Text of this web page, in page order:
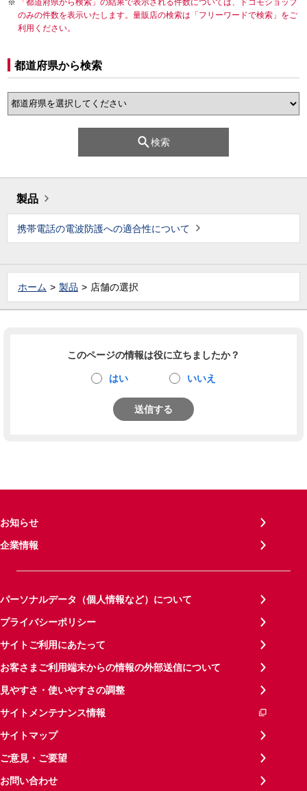
のみの件数を表示いたします。量販店の検索は「フリーワードで検索」をご
利用ください。
都道府県から検索
検索
製品
携帯電話の電波防護への適合性について
ホーム 製品 店舗の選択
このページの情報は役に立ちましたか？
はい いいえ
送信する
お知らせ
企業情報
パーソナルデータ（個人情報など）について
プライバシーポリシー
サイトご利用にあたって
お客さまご利用端末からの情報の外部送信について
見やすさ・使いやすさの調整
サイトメンテナンス情報
サイトマップ
ご意見・ご要望
お問い合わせ